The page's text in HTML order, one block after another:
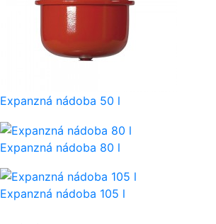
Expanzná nádoba 50 l
Expanzná nádoba 80 l
Expanzná nádoba 105 l